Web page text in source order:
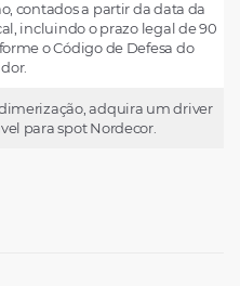
contados a partir da data da
incluindo o prazo legal de 90
o Código de Defesa do
adquira um driver
para spot Nordecor.